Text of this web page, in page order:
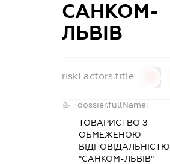
САНКОМ-
ЛЬВІВ
riskFactors.title
dossier.fullName:
ТОВАРИСТВО З
ОБМЕЖЕНОЮ
ВІДПОВІДАЛЬНІСТЮ
"САНКОМ-ЛЬВІВ"